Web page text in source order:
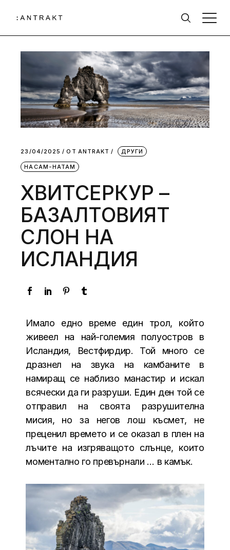
23/04/2025 ОТ АNTRAKT ДРУГИ
НАСАМ-НАТАМ
ХВИТСЕРКУР –
БАЗАЛТОВИЯТ
СЛОН НА
ИСЛАНДИЯ
Имало едно време един трол, който
живеел на най-големия полуостров в
Исландия, Вестфирдир. Той много се
дразнел на звука на камбаните в
намиращ се наблизо манастир и искал
всячески да ги разруши. Един ден той се
отправил на своята разрушителна
мисия, но за негов лош късмет, не
преценил времето и се оказал в плен на
лъчите на изгряващото слънце, които
моментално го превърнали … в камък.